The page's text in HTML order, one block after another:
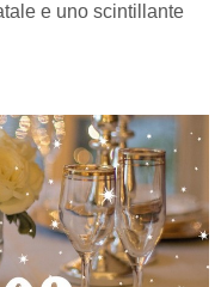
e uno scintillante